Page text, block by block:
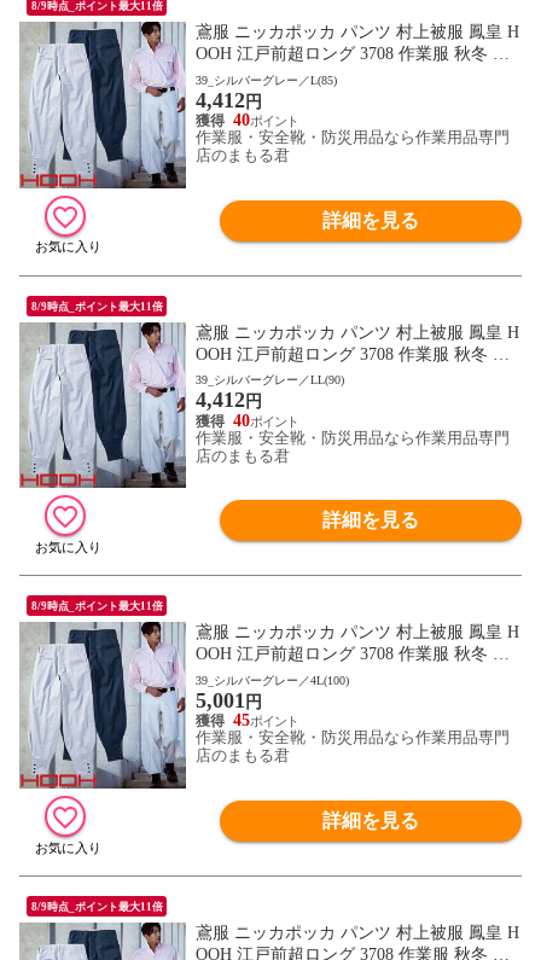
8/9時点_ポイント最大11倍
鳶服 ニッカポッカ パンツ 村上被服 鳳皇 H
OOH 江戸前超ロング 3708 作業服 秋冬 通
年 自然な着心地 動きやすい 夏用綿100%
39_シルバーグレー／L(85)
4,412円
40
作業服・安全靴・防災用品なら作業用品専門
店のまもる君
詳細を見る
8/9時点_ポイント最大11倍
鳶服 ニッカポッカ パンツ 村上被服 鳳皇 H
OOH 江戸前超ロング 3708 作業服 秋冬 通
年 自然な着心地 動きやすい 夏用綿100%
39_シルバーグレー／LL(90)
4,412円
40
作業服・安全靴・防災用品なら作業用品専門
店のまもる君
詳細を見る
8/9時点_ポイント最大11倍
鳶服 ニッカポッカ パンツ 村上被服 鳳皇 H
OOH 江戸前超ロング 3708 作業服 秋冬 通
年 自然な着心地 動きやすい 夏用綿100%
39_シルバーグレー／4L(100)
5,001 円
45
作業服・安全靴・防災用品なら作業用品専門
店のまもる君
詳細を見る
8/9時点_ポイント最大11倍
鳶服 ニッカポッカ パンツ 村上被服 鳳皇 H
OOH 江戸前超ロング 3708 作業服 秋冬 通